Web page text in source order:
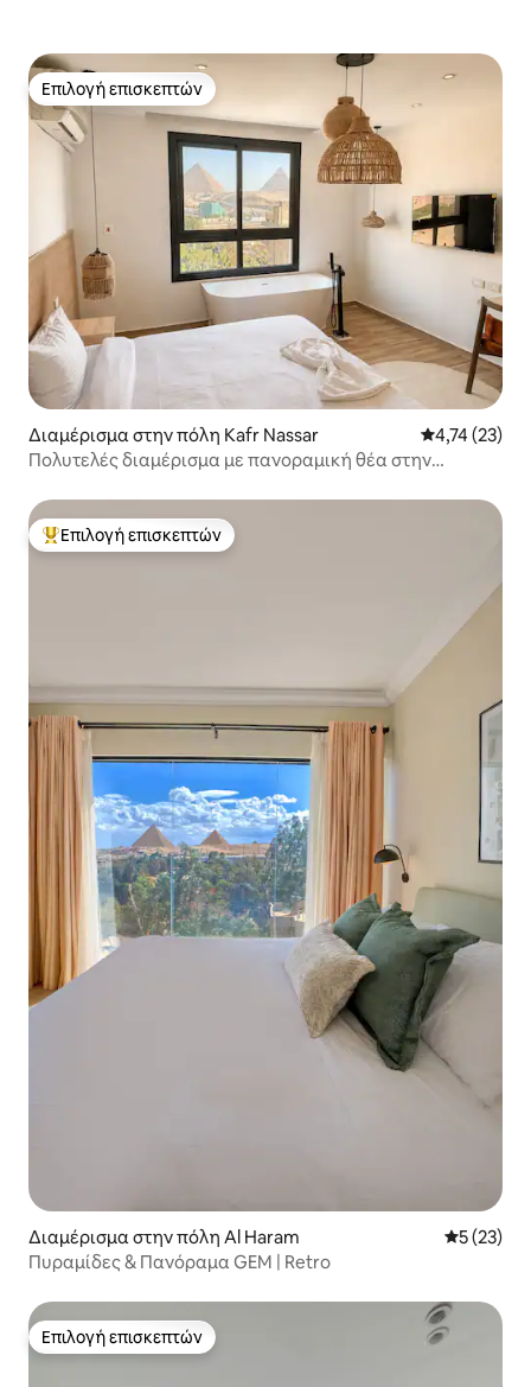
Επιλογή επισκεπτών
Επιλογή επισκεπτών
Διαμέρισμα στην πόλη Kafr Nassar Μέση
4,74 (23)
Πολυτελές διαμέρισμα με πανοραμική θέα στην
Κορυφαία επιλογή επισκεπτών
Επιλογή επισκεπτών
Διαμέρισμα στην πόλη Al Haram Μέση
5 (23)
Πυραμίδες & Πανόραμα GEM | Retro
Επιλογή επισκεπτών
Επιλογή επισκεπτών